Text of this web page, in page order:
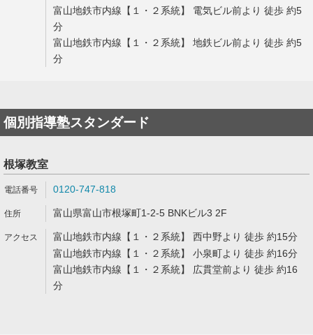
富山地鉄市内線【１・２系統】 電気ビル前より 徒歩 約5
分
富山地鉄市内線【１・２系統】 地鉄ビル前より 徒歩 約5
分
個別指導塾スタンダード
根塚教室
0120-747-818
富山県富山市根塚町1-2-5 BNKビル3 2F
富山地鉄市内線【１・２系統】 西中野より 徒歩 約15分
富山地鉄市内線【１・２系統】 小泉町より 徒歩 約16分
富山地鉄市内線【１・２系統】 広貫堂前より 徒歩 約16
分